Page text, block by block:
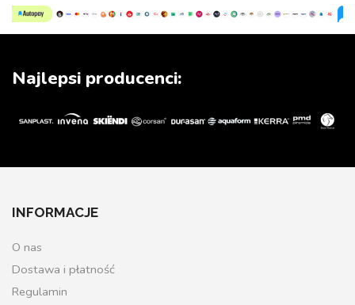
Najlepsi producenci:
INFORMACJE
O nas
Dostawa i płatność
Regulamin